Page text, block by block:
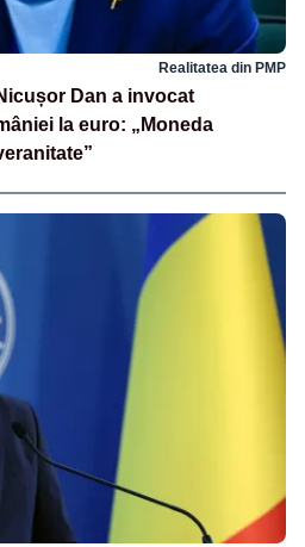
Realitatea din PMP
Dan a invocat
la euro: „Moneda